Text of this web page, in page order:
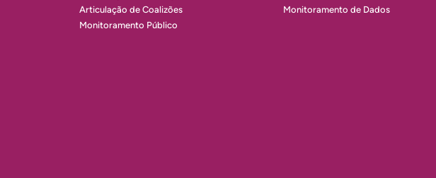
Articulação de Coalizões
Monitoramento Público
Monitoramento de Dados